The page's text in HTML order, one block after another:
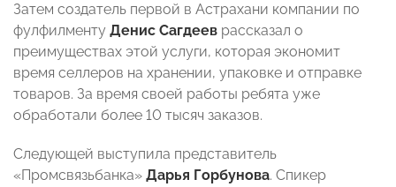
Затем создатель первой в Астрахани компании по
фулфилменту Денис Сагдеев рассказал о
преимуществах этой услуги, которая экономит
время селлеров на хранении, упаковке и отправке
товаров. За время своей работы ребята уже
обработали более 10 тысяч заказов.
Следующей выступила представитель
«Промсвязьбанка» Дарья Горбунова. Спикер